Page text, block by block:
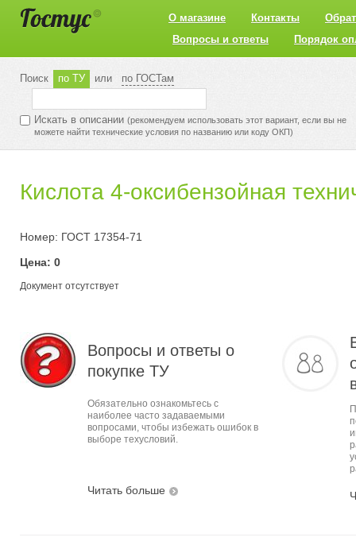
О магазине Контакты
Вопросы и ответы
Порядок
Поиск по ТУ или по ГОСТам
Искать в описании (рекомендуем использовать этот вариант, если вы не
можете найти технические условия по названию или коду ОКП)
Кислота 4-оксибензойная
Номер: ГОСТ 17354-71
Цена: 0
Документ отсутствует
Вопросы и ответы о
покупке ТУ
Обязательно ознакомьтесь с
наиболее часто задаваемыми
вопросами, чтобы избежать ошибок в
выборе техусловий.
Читать больше